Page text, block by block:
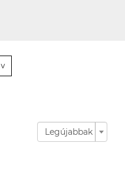
Legújabbak